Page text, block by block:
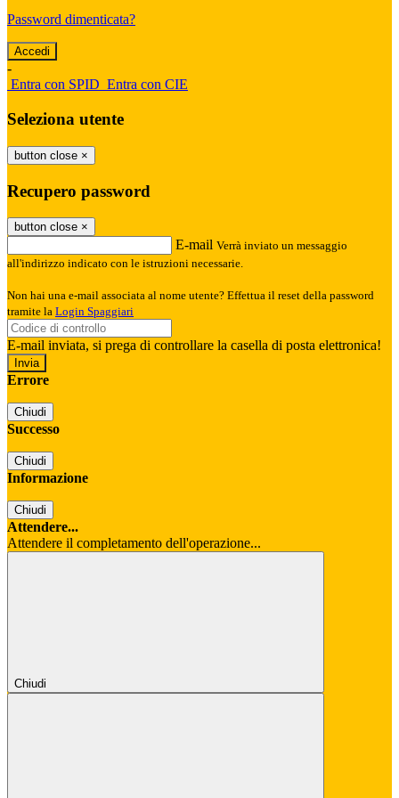
Password dimenticata?
-
Entra con SPID Entra con CIE
Seleziona utente
button close ×
Recupero password
button close ×
E-mail Verrà inviato un messaggio
all'indirizzo indicato con le istruzioni necessarie.
Non hai una e-mail associata al nome utente? Effettua il reset della password
tramite la Login Spaggiari
E-mail inviata, si prega di controllare la casella di posta elettronica!
Errore
Chiudi
Successo
Chiudi
Informazione
Chiudi
Attendere...
Attendere il completamento dell'operazione...
Chiudi